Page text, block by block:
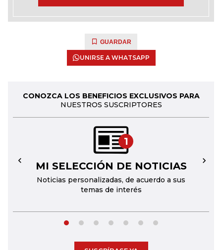
GUARDAR
UNIRSE A WHATSAPP
CONOZCA LOS BENEFICIOS EXCLUSIVOS PARA
NUESTROS SUSCRIPTORES
1
MI SELECCIÓN DE NOTICIAS
Noticias personalizadas, de acuerdo a sus
temas de interés
← →